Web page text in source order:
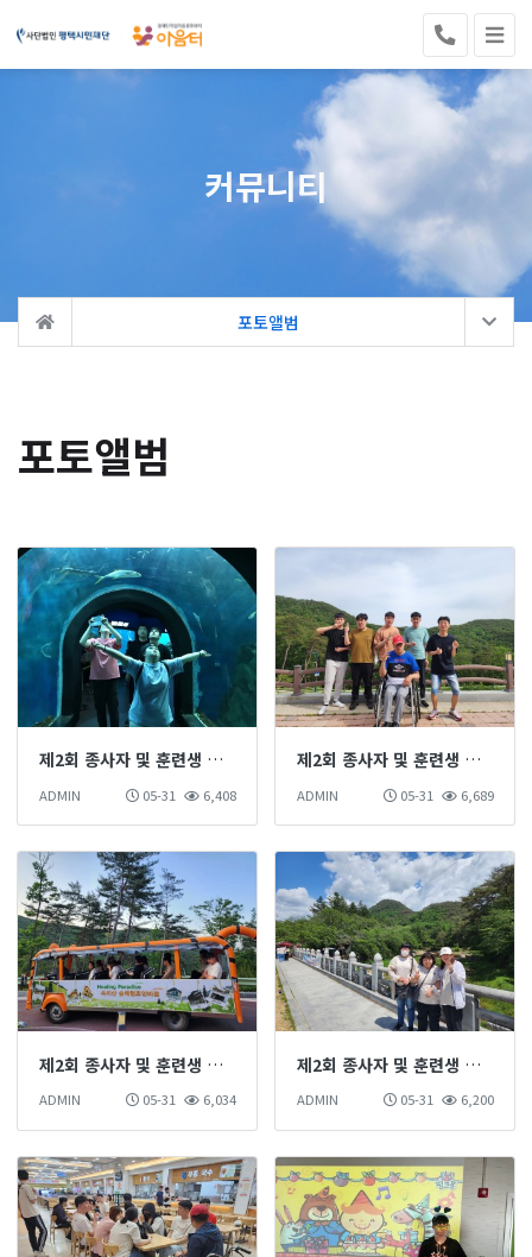
커뮤니티
포토앨범
포토앨범
제2회 종사자 및 훈련생 단합대회(4)
ADMIN 05-31 6,408
제2회 종사자 및 훈련생 단합대회(3)
ADMIN 05-31 6,689
제2회 종사자 및 훈련생 단합대회(2)
ADMIN 05-31 6,034
제2회 종사자 및 훈련생 단합대회(1)
ADMIN 05-31 6,200